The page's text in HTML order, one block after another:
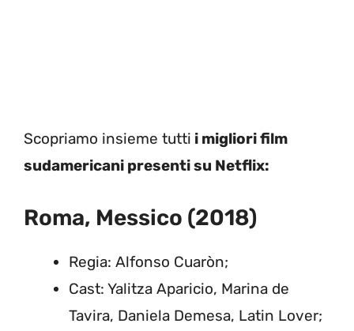
Scopriamo insieme tutti i migliori film
sudamericani presenti su Netflix:
Roma, Messico (2018)
Regia: Alfonso Cuaròn;
Cast: Yalitza Aparicio, Marina de
Tavira, Daniela Demesa, Latin Lover;